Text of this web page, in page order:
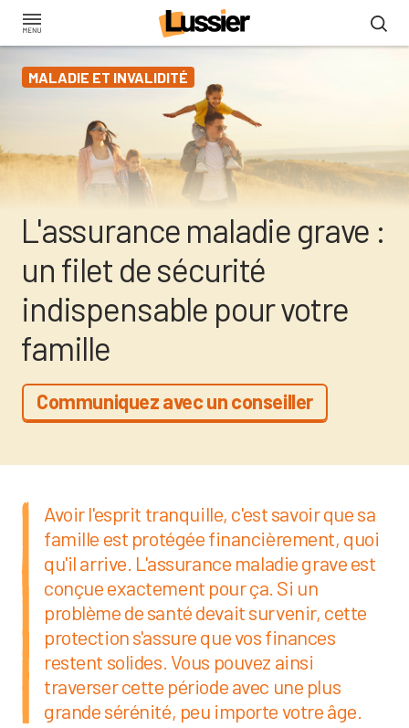
Aller
principal
MALADIE ET INVALIDITÉ
L'assurance maladie grave :
un filet de sécurité
indispensable pour votre
famille
Communiquez avec un conseiller
Avoir l'esprit tranquille, c'est savoir que sa
famille est protégée financièrement, quoi
qu'il arrive. L'assurance maladie grave est
conçue exactement pour ça. Si un
problème de santé devait survenir, cette
protection s'assure que vos finances
restent solides. Vous pouvez ainsi
traverser cette période avec une plus
grande sérénité, peu importe votre âge.